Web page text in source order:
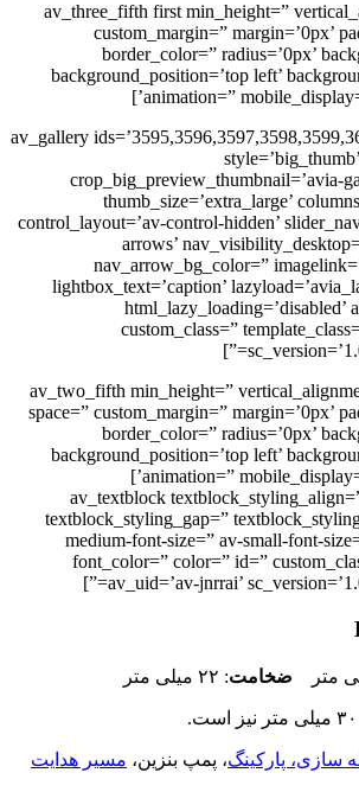
[av_three_fifth first min_height=”
custom_margin=” margin=’0px’
border_color=” radius=’0px’
background_position=’top left’
animation=”
[av_gallery
crop_big_preview_thumbnail=’avia-
thumb_size=’extra_large’
control_layout=’av-control-hidden’
arrows’
nav_arrow_bg_color=”
lightbox_text=’caption’
html_lazy_loading=’disabled’
custom_class=”
[/av_three_fifth][av_two_fifth min_height=”
space=” custom_margin=” margin=’0px’
border_color=” radius=’0px’
background_position=’top left’
animation=”
[av_textblock
textblock_styling_gap=”
medium-font-size=” av-small-font-
font_color=” color=” id=”
av_uid=’av-jnrrai’
ضخامت: ۲۲ میلی متر
سازی، پارکینگ، پمپ بنزین، مسیر هدایت